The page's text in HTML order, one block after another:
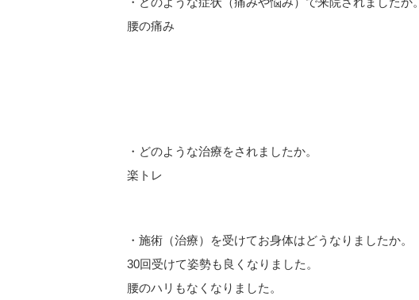
腰の痛み
・どのような治療をされましたか。
楽トレ
・施術（治療）を受けてお身体はどうなりましたか。
30回受けて姿勢も良くなりました。
腰のハリもなくなりました。